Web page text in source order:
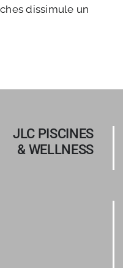
dissimule un
JLC PISCINES
& WELLNESS